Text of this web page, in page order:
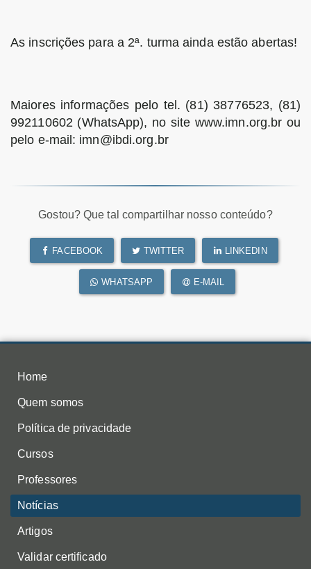
As inscrições para a 2ª. turma ainda estão abertas!
Maiores informações pelo tel. (81) 38776523, (81)
992110602 (WhatsApp), no site www.imn.org.br ou
pelo e-mail: imn@ibdi.org.br
Gostou? Que tal compartilhar nosso conteúdo?
FACEBOOK TWITTER LINKEDIN
WHATSAPP E-MAIL
Home
Quem somos
Política de privacidade
Cursos
Professores
Notícias
Artigos
Validar certificado